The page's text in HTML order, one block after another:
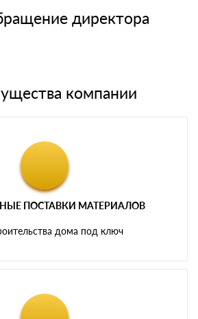
со склада самовывоза.
директора
компании
ПОСТАВКИ МАТЕРИАЛОВ
дома под ключ